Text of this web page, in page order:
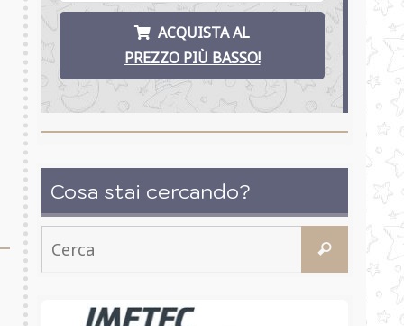
ACQUISTA AL
PREZZO PIÙ BASSO!
Cosa stai cercando?